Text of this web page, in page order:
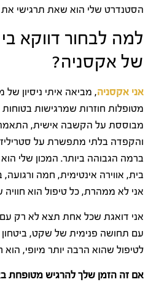
הסטנדרט שלי הוא שאת תרגישי את
למה לבחור דווקא בי
של אקסניה?
אני אקסניה, מביאה איתי ניסיון
מטופלות חוזרות שמרגישות
מבוססת על הקשבה אישית,
והקפדה בלתי מתפשרת על
ברמה הגבוהה ביותר. המכון שלי
בית, אווירה אינטימית, חמה
אני לא ממהרת, כל טיפול הוא
אני דואגת שכל אחת תצא לא רק
עם תחושה פנימית של שקט,
לטיפול שהוא הרבה יותר מיופי, הוא
אם זה הזמן שלך להרגיש מטופחת